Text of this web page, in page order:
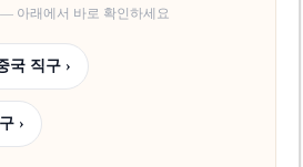
아래에서 바로 확인하세요
국 직구 ›
›